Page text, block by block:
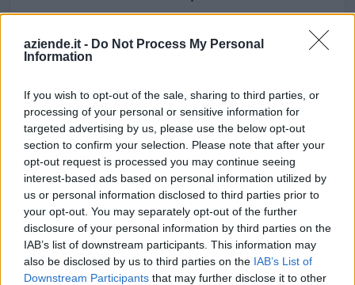
aziende.it - Do Not Process My Personal
Information
If you wish to opt-out of the sale, sharing to third parties, or
processing of your personal or sensitive information for
targeted advertising by us, please use the below opt-out
section to confirm your selection. Please note that after your
opt-out request is processed you may continue seeing
interest-based ads based on personal information utilized by
us or personal information disclosed to third parties prior to
your opt-out. You may separately opt-out of the further
disclosure of your personal information by third parties on the
IAB’s list of downstream participants. This information may
also be disclosed by us to third parties on the IAB’s List of
Downstream Participants that may further disclose it to other
di 2 aiuti o contributi pubblici per un totale di almeno 1.620
2026-05-11
Sviluppo del biometano, secondo criteri per
promuovere l’economia circolare (PNNR M2C2
Investimento 1.4)
GSE – Gestore Servizi Energetici S.p.A.
n.d.
2023-03-30
esenzioni fiscali e crediti d'imposta adottati a
seguito della crisi economica causata dall'epidemia di
COVID-19 [con mo
agenzia delle entrate